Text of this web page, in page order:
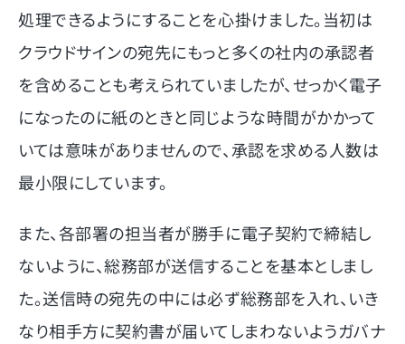
処理できるようにすることを心掛けました。当初は
クラウドサインの宛先にもっと多くの社内の承認者
を含めることも考えられていましたが、せっかく電子
になったのに紙のときと同じような時間がかかって
いては意味がありませんので、承認を求める人数は
最小限にしています。
また、各部署の担当者が勝手に電子契約で締結し
ないように、総務部が送信することを基本としまし
た。送信時の宛先の中には必ず総務部を入れ、いき
なり相手方に契約書が届いてしまわないようガバナ